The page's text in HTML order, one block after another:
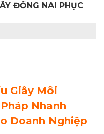
ĐỒNG NAI PHỤC
Giây Môi
Nhanh
Doanh Nghiệp